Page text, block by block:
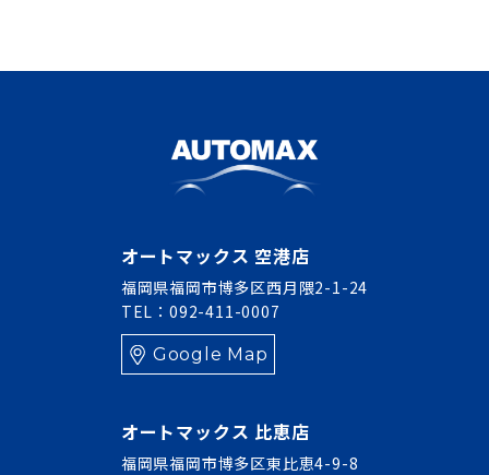
オートマックス 空港店
福岡県福岡市博多区西月隈2-1-24
TEL：092-411-0007
Google Map
オートマックス 比恵店
福岡県福岡市博多区東比恵4-9-8